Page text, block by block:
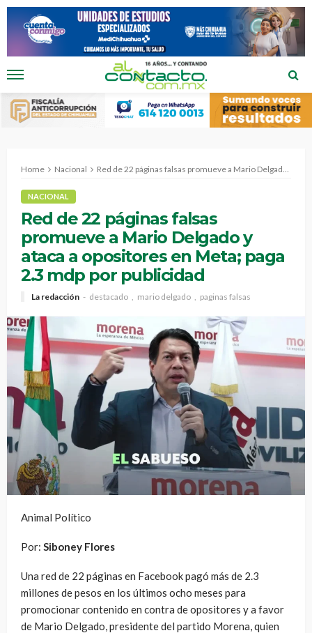
Home Nacional Red de 22 páginas falsas promueve a Mario Delgado y ataca a opositores en Meta; paga 2.3 mdp por publicidad
NACIONAL
Red de 22 páginas falsas
promueve a Mario Delgado y
ataca a opositores en Meta; paga
2.3 mdp por publicidad
La redacción destacado mario delgado paginas falsas
Animal Político
Por: Siboney Flores
Una red de 22 páginas en Facebook pagó más de 2.3
millones de pesos en los últimos ocho meses para
promocionar contenido en contra de opositores y a favor
de Mario Delgado, presidente del partido Morena, quien